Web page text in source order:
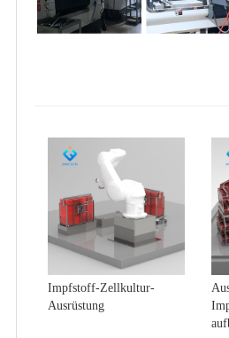
Impfstoff-Zellkultur-
Ausrüstung